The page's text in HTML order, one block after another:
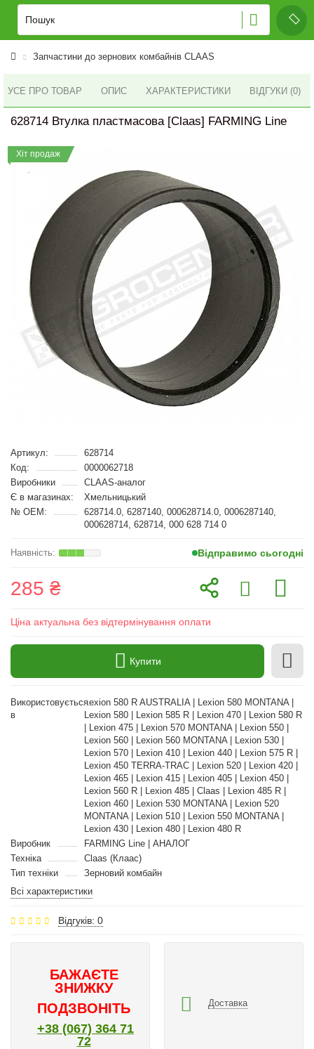
Запчастини до зернових комбайнів CLAAS
УСЕ ПРО ТОВАР ОПИС ХАРАКТЕРИСТИКИ ВІДГУКИ (0)
628714 Втулка пластмасова [Claas] FARMING Line
Хіт продаж
Артикул:
628714
Код:
0000062718
Виробники
CLAAS-аналог
Є в магазинах:
Хмельницький
№ OEM:
628714.0, 6287140, 000628714.0, 0006287140,
000628714, 628714, 000 628 714 0
Відправимо сьогодні
285 ₴
Ціна актуальна без відтермінування оплати
Купити
Використовується
в
Lexion 580 R AUSTRALIA | Lexion 580 MONTANA |
Lexion 580 | Lexion 585 R | Lexion 470 | Lexion 580 R
| Lexion 475 | Lexion 570 MONTANA | Lexion 550 |
Lexion 560 | Lexion 560 MONTANA | Lexion 530 |
Lexion 570 | Lexion 410 | Lexion 440 | Lexion 575 R |
Lexion 450 TERRA-TRAC | Lexion 520 | Lexion 420 |
Lexion 465 | Lexion 415 | Lexion 405 | Lexion 450 |
Lexion 560 R | Lexion 485 | Claas | Lexion 485 R |
Lexion 460 | Lexion 530 MONTANA | Lexion 520
MONTANA | Lexion 510 | Lexion 550 MONTANA |
Lexion 430 | Lexion 480 | Lexion 480 R
Виробник
FARMING Line | АНАЛОГ
Техніка
Claas (Клаас)
Тип техніки
Зерновий комбайн
Всі характеристики
Відгуків: 0
БАЖАЄТЕ
ЗНИЖКУ
ПОДЗВОНІТЬ
+38 (067) 364 71
72
Доставка